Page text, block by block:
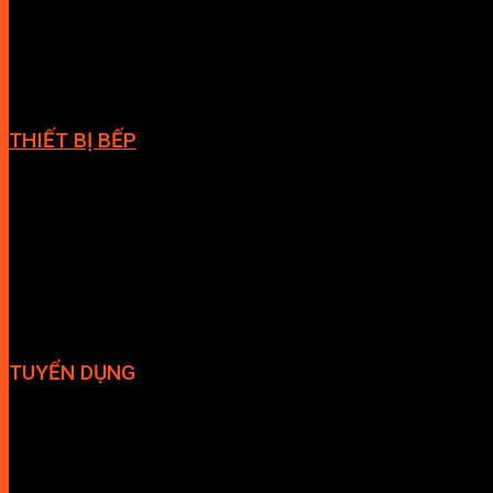
THIẾT BỊ BẾP
TUYỂN DỤNG